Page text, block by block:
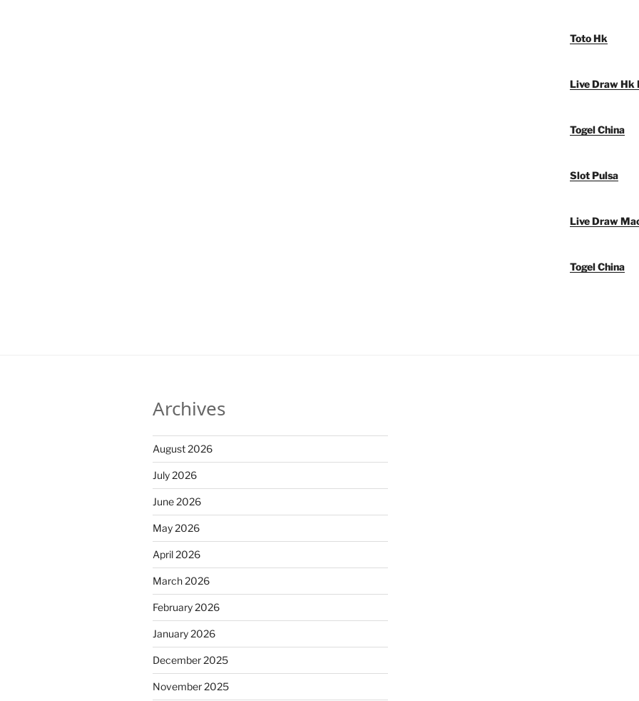
Toto Hk
Live Draw Hk
Togel China
Slot Pulsa
Live Draw
Togel China
Archives
August 2026
July 2026
June 2026
May 2026
April 2026
March 2026
February 2026
January 2026
December 2025
November 2025